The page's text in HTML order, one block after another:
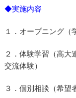
◆実施内容
１．オープニング（
２．体験学習（高大
交流体験）
３．個別相談（希望